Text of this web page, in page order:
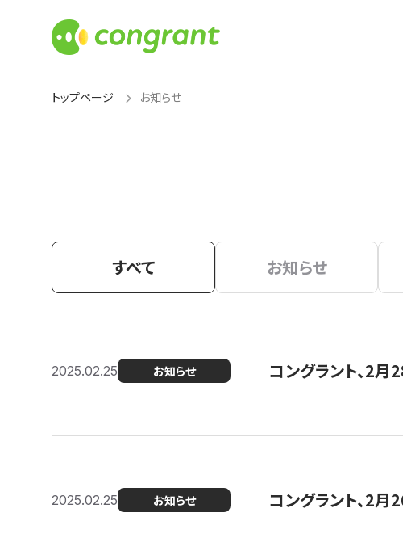
トップページ お知らせ
すべて お知らせ
2025.02.25 お知らせ コングラント、2
2025.02.25 お知らせ コングラント、2